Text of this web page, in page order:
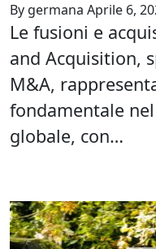
By germana Aprile 6,
Le fusioni e
and Acquisition,
M&A,
fondamentale
globale, con…